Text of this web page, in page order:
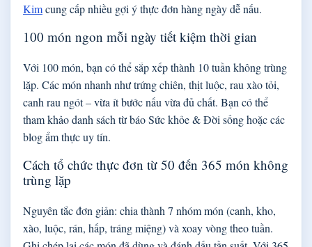
Kimcung cấp nhiều gợi ý thực đơn hàng ngày dễ nấu.
100 món ngon mỗi ngày tiết kiệm thời gian
Với 100 món, bạn có thể sắp xếp thành 10 tuần không trùng
lặp. Các món nhanh như trứng chiên, thịt luộc, rau xào tỏi,
canh rau ngót – vừa ít bước nấu vừa đủ chất. Bạn có thể
tham khảo danh sách từ báo Sức khỏe & Đời sống hoặc các
blog ẩm thực uy tín.
Cách tổ chức thực đơn từ 50 đến 365 món không
trùng lặp
Nguyên tắc đơn giản: chia thành 7 nhóm món (canh, kho,
xào, luộc, rán, hấp, tráng miệng) và xoay vòng theo tuần.